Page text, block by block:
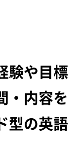
験や目標
・内容を
型の英語